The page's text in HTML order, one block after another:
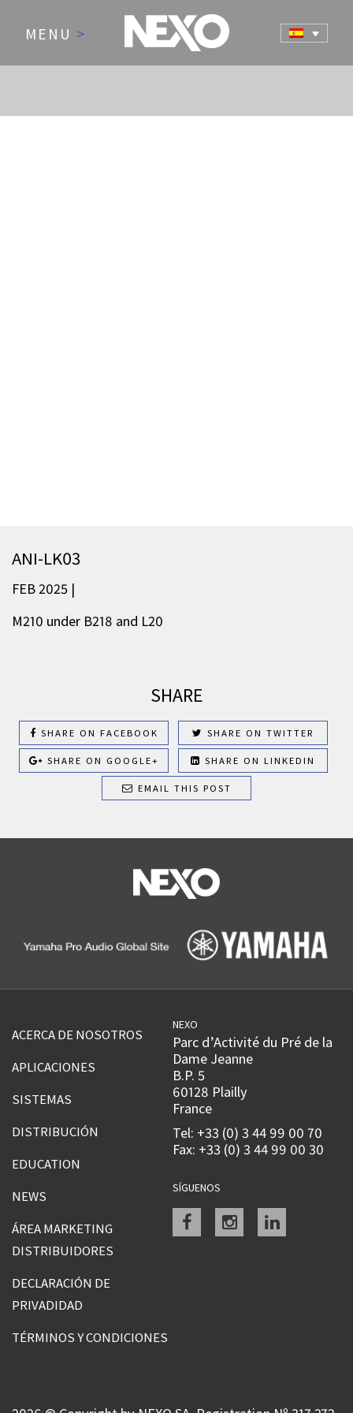
MENU >
ANI-LK03
FEB 2025 |
M210 under B218 and L20
SHARE
SHARE ON FACEBOOK SHARE ON TWITTER
SHARE ON GOOGLE+ SHARE ON LINKEDIN
EMAIL THIS POST
ACERCA DE NOSOTROS
APLICACIONES
SISTEMAS
DISTRIBUCIÓN
EDUCATION
NEWS
ÁREA MARKETING
DISTRIBUIDORES
DECLARACIÓN DE
PRIVADIDAD
TÉRMINOS Y CONDICIONES
NEXO
Parc d’Activité du Pré de la
Dame Jeanne
B.P. 5
60128 Plailly
France
Tel: +33 (0) 3 44 99 00 70
Fax: +33 (0) 3 44 99 00 30
SÍGUENOS
Facebookinstagramlinkedin